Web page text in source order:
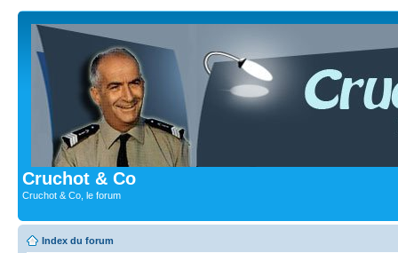
Cruchot & Co
Cruchot & Co, le forum
Index du forum